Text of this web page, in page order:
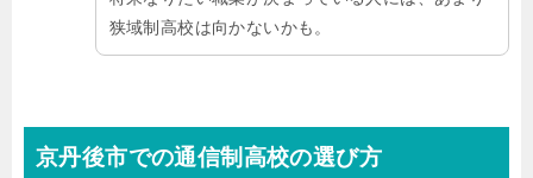
狭域制高校は向かないかも。
京丹後市での通信制高校の選び方